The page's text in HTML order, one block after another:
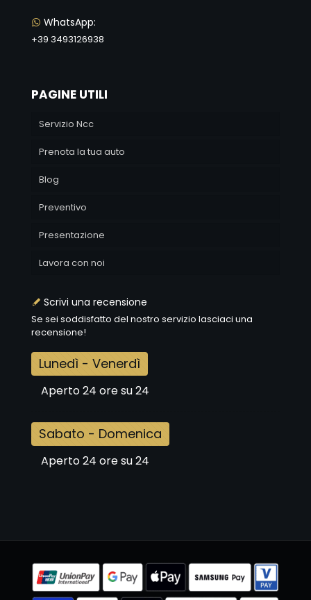
WhatsApp:
+39 3493126938
PAGINE UTILI
Servizio Ncc
Prenota la tua auto
Blog
Preventivo
Presentazione
Lavora con noi
Scrivi una recensione
Se sei soddisfatto del nostro servizio lasciaci una
recensione!
Lunedì - Venerdì
Aperto 24 ore su 24
Sabato - Domenica
Aperto 24 ore su 24